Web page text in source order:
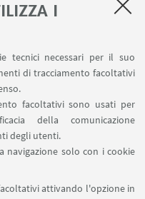
I
tecnici necessari per il suo
di tracciamento facoltativi
facoltativi sono usati per
della comunicazione
degli utenti.
navigazione solo con i cookie
attivando l'opzione in
SU: